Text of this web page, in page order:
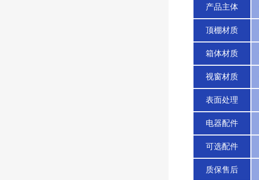
产品主体
顶棚材质
箱体材质
视窗材质
表面处理
电器配件
可选配件
质保售后